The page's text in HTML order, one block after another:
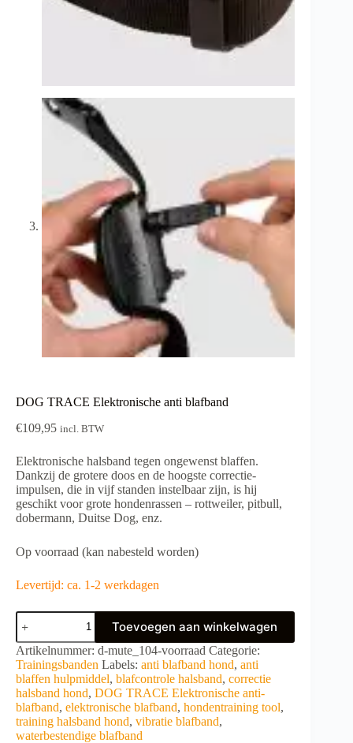
DOG TRACE Elektronische anti blafband
€109,95 incl. BTW
Elektronische halsband tegen ongewenst blaffen.
Dankzij de grotere doos en de hoogste correctie-
impulsen, die in vijf standen instelbaar zijn, is hij
geschikt voor grote hondenrassen – rottweiler, pitbull,
dobermann, Duitse Dog, enz.
Op voorraad (kan nabesteld worden)
Levertijd: ca. 1-2 werkdagen
DOG
TRACE
Elektronische
anti
blafband
aantal
Toevoegen aan winkelwagen
A
l
t
e
r
n
a
Artikelnummer: d-mute_104-voorraad Categorie:
Trainingsbanden Labels: anti blafband hond, anti
blaffen hulpmiddel, blafcontrole halsband, correctie
halsband hond, DOG TRACE Elektronische anti-
blafband, elektronische blafband, hondentraining tool,
training halsband hond, vibratie blafband,
waterbestendige blafband